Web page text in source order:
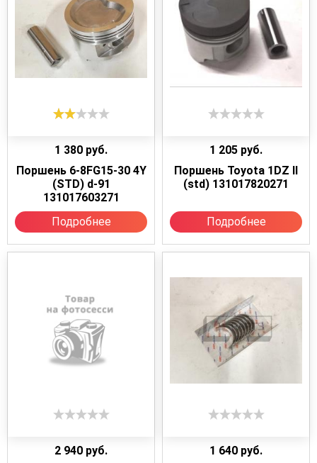
1 380 руб.
Поршень 6-8FG15-30 4Y
(STD) d-91
131017603271
Подробнее
1 205 руб.
Поршень Toyota 1DZ II
(std) 131017820271
Подробнее
2 940 руб.
1 640 руб.